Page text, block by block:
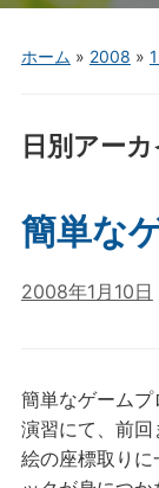
menu
ホーム » 2008 »
日別アー
簡単な
2008年1月10日
簡単なゲーム
演習にて、前回
絵の座標取り